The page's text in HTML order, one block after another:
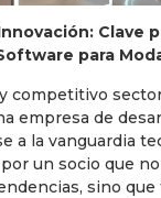
Clave
para
competitivo
empresa de
a la vanguardia
un socio que
sino